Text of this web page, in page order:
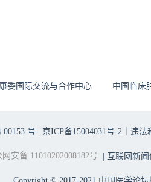
委国际交流与合作中心 中国临床
号 | 京ICP备15004031号-2｜违法
网安备 11010202008182号 | 互联网新闻